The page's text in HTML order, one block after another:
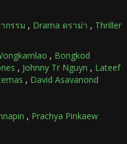
กรรม , Drama ดราม่า , Thriller
, Bongkod
, Johnny Tr Nguyn , Lateef
, David Asavanond
, Prachya Pinkaew